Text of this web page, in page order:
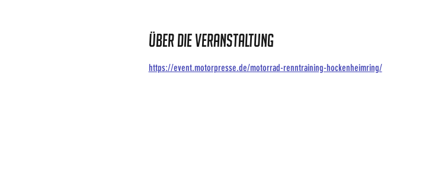
Über die Veranstaltung
https://event.motorpresse.de/motorrad-renntraining-hockenheimring/